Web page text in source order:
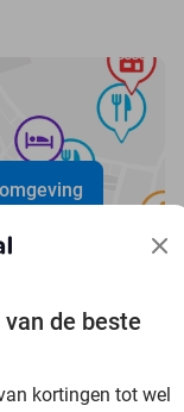
de beste
kortingen tot wel
inspiratie uit onze